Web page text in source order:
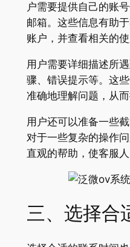
户需要提供自己的账
邮箱。这些信息有助
账户，并查看相关的使
用户需要详细描述所
骤、错误提示等。这
准确地理解问题，从
用户还可以准备一些
对于一些复杂的操作
直观的帮助，使客服
三、选择合